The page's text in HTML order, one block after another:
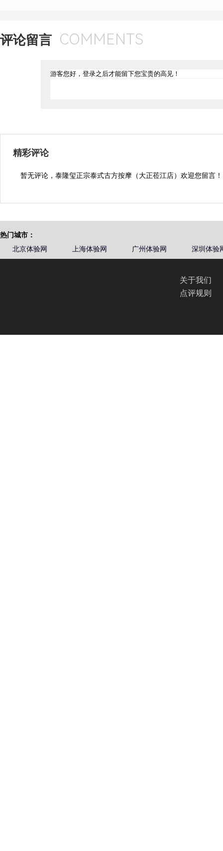
评论留言 COMMENTS
精彩评论
暂无评论，泰隆玺正宗泰式古方按摩（大正莅江店）欢迎您留言！
热门城市：
北京体验网
上海体验网 广州体验网 深圳体验
关于我们
点评规则